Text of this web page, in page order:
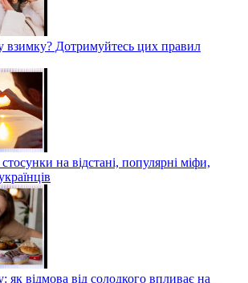
взимку? Дотримуйтесь цих правил
на відстані, популярні міфи,
як відмова від солодкого впливає на